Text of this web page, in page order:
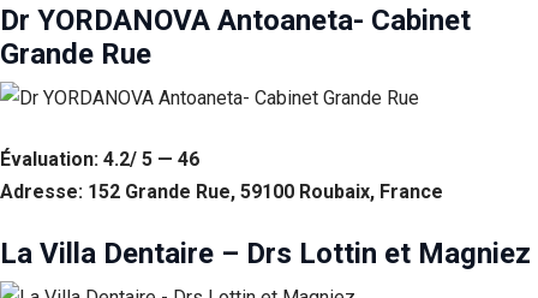
Dr YORDANOVA Antoaneta- Cabinet
Grande Rue
Évaluation: 4.2/ 5 — 46
Adresse: 152 Grande Rue, 59100 Roubaix, France
La Villa Dentaire – Drs Lottin et Magniez
Statistiques
nous
améliorer la
fonctionnalité
et la structure
en fonction
de la façon
dont le site